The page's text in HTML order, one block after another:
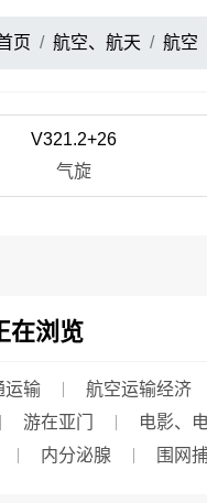
页 航空、航天 航空
V321.2+26
气旋
在浏览
运输 航空运输经济
游在亚门 电影、
内分泌腺 围网